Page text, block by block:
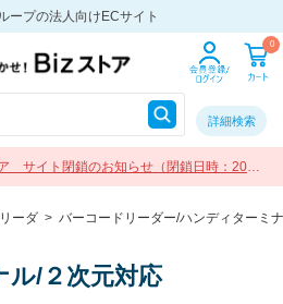
ープの法人向けECサイト
0
詳細検索
サイト閉鎖のお知らせ（閉鎖日時：2026
ーダ > バーコードリーダー/ハンディターミ
/２次元対応